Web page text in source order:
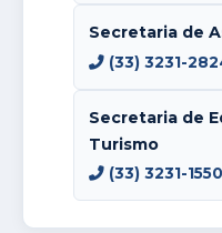
Secretaria de
(33) 3231-
Secretaria de
Turismo
(33) 3231-1550